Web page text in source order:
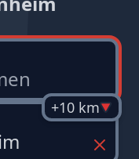
+10 km